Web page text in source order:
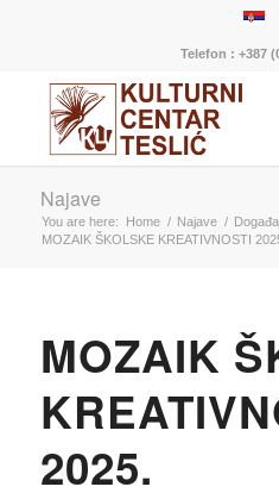
Telefon : +387
Najave
You are here: Home / Najave /
MOZAIK ŠKOLSKE KREATIVNOSTI
MOZAIK
2025.